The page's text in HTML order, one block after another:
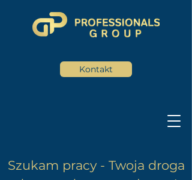
Kontakt
Szukam pracy - Twoja droga